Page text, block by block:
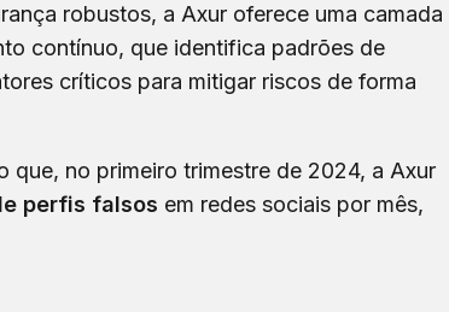
robustos, a Axur oferece uma camada
contínuo, que identifica padrões de
críticos para mitigar riscos de forma
que, no primeiro trimestre de 2024, a Axur
perfis falsos em redes sociais por mês,